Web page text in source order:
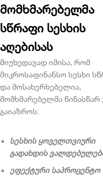
მომხმარებელმა
სწრაფი სესხის
აღებისას
მიუხედავად იმისა, რომ
მიკროსაფინანსო სესხი
და მოსახერხებელია,
მომხმარებელმა წინასწარ
გაიაზროს:
სესხის ყოველთვიური
გადახდის
ეფექტური საპროცენტო